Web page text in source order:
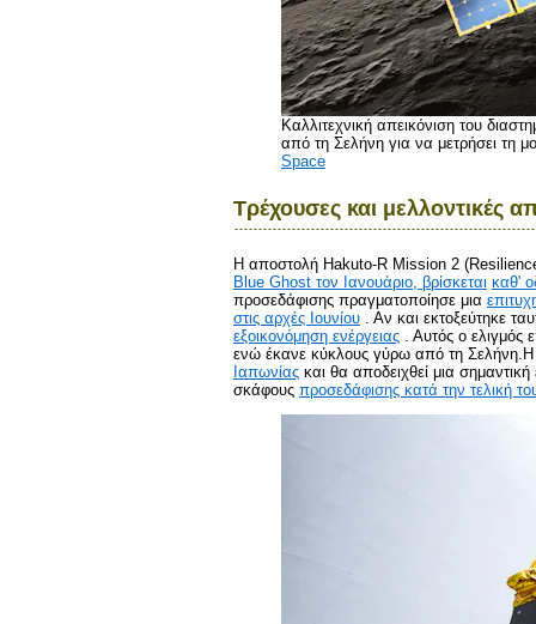
Καλλιτεχνική απεικόνιση του
από τη Σελήνη για να μετρήσει τη
Space
Τρέχουσες και μελλοντικές
Η αποστολή Hakuto-R Mission 2
Blue Ghost τον Ιανουάριο, βρίσκεται καθ'
προσεδάφισης πραγματοποίησε μια
στις αρχές Ιουνίου . Αν και εκτοξεύτηκε
εξοικονόμηση ενέργειας . Αυτός ο ελιγμός
ενώ έκανε κύκλους γύρω από τη Σελήνη.Η
Ιαπωνίας και θα αποδειχθεί μια
σκάφους προσεδάφισης κατά την τελική